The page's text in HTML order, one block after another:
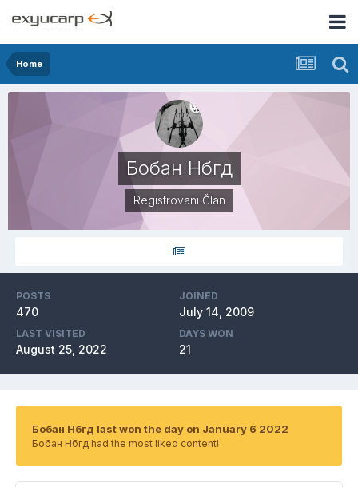
Home
Бобан Нбгд
Registrovani Član
POSTS
470
JOINED
July 14, 2009
LAST VISITED
August 25, 2022
DAYS WON
21
Бобан Нбгд last won the day on January 6 2022
Бобан Нбгд had the most liked content!